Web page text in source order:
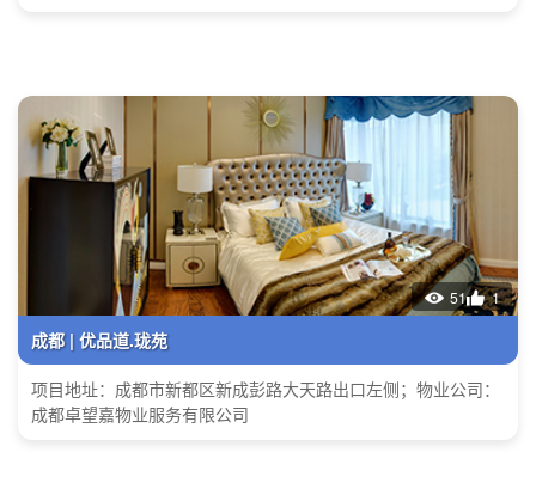
51 1
成都 | 优品道.珑苑
项目地址：成都市新都区新成彭路大天路出口左侧；物业公司：
成都卓望嘉物业服务有限公司